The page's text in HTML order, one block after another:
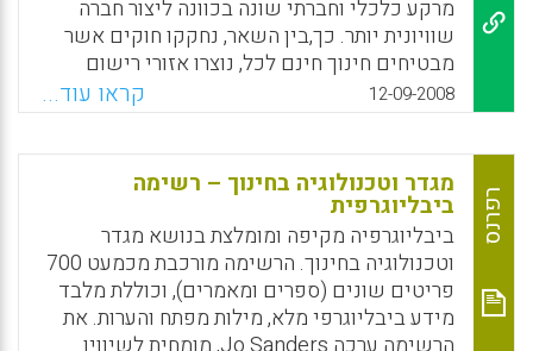
WhatsApp
Facebook
Email
X
מרקע כלכלי וחברתי שונה בכוונה ליצור חברה
שוויונית יותר. כך,בין השאר, נחקקו חוקים אשר
מבטיחים חינוך חינם לכל, נוצרו אזורי רישום
אשר מתעלים תלמידים לבתי ספר ציבוריים לפי
מקום מגוריהם ונכפתה אחידות פדגוגית ומינהלית
על בתי הספר. אחת מתופעות הלוואי של מדיניות
חינוך זו היא התמעטות מספרם של בתי הספר
הפרטיים או העצמאיים מהם שרדו בעיקר אלו
אשר מיועדים לאוכלוסיות חזקות מאד (בתי ספר
אליטיסטיים). דומה שמקובל כיום על הכול כי זו
הדרך היחידה כדי להבטיח שוויון והקטנת פערים.
האומנם? המאמר המוצג כאן מביא ממצאים
ממחקרים אמפיריים אשר מערערים על חד
12-09-2008 קראו עוד...
רפרנס
מגדר וטכנולוגיה בחינוך – רשימה
ביבליוגרפית
ביבליוגרפיה מקיפה ומומלצת בנושא מגדר
וטכנולוגיה בחינוך. הרשימה מורכבת מכמעט 700
פריטים שונים (ספרים ומאמרים), וכוללת מלבד
מידע ביבליוגרפי מלא, מילות מפתח והערות. את